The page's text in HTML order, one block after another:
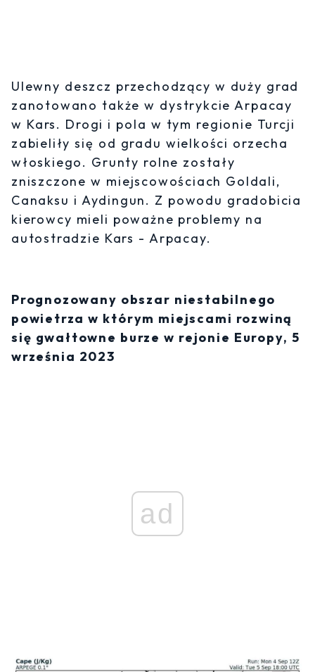
Ulewny deszcz przechodzący w duży grad
zanotowano także w dystrykcie Arpacay
w Kars. Drogi i pola w tym regionie Turcji
zabieliły się od gradu wielkości orzecha
włoskiego. Grunty rolne zostały
zniszczone w miejscowościach Goldali,
Canaksu i Aydingun. Z powodu gradobicia
kierowcy mieli poważne problemy na
autostradzie Kars - Arpacay.
Prognozowany obszar niestabilnego
powietrza w którym miejscami rozwiną
się gwałtowne burze w rejonie Europy, 5
września 2023
ad